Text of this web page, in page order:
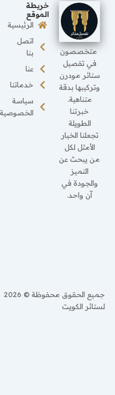
متخصصون
في تفصيل
ستائر مودرن
وتركيبها بدقة
متناهية.
خبرتنا
الطويلة
تجعلنا الخيار
الأمثل لكل
من يبحث عن
التميز
والجودة في
آن واحد.
خريطة
الموقع
الرئيسية
اتصل
بنا
عنا
خدماتنا
سياسة
الخصوصية
جميع الحقوق محفوظة © 2026
لستائر الكويت